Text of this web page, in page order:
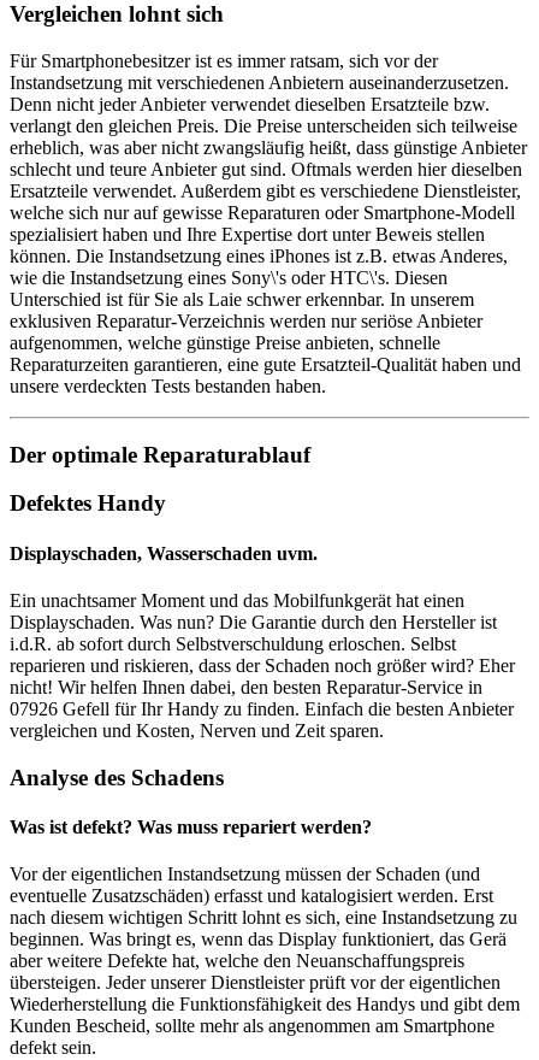
Vergleichen lohnt sich
Für Smartphonebesitzer ist es immer ratsam, sich vor der
Instandsetzung mit verschiedenen Anbietern auseinanderzusetzen.
Denn nicht jeder Anbieter verwendet dieselben Ersatzteile bzw.
verlangt den gleichen Preis. Die Preise unterscheiden sich teilweise
erheblich, was aber nicht zwangsläufig heißt, dass günstige Anbieter
schlecht und teure Anbieter gut sind. Oftmals werden hier dieselben
Ersatzteile verwendet. Außerdem gibt es verschiedene Dienstleister,
welche sich nur auf gewisse Reparaturen oder Smartphone-Modell
spezialisiert haben und Ihre Expertise dort unter Beweis stellen
können. Die Instandsetzung eines iPhones ist z.B. etwas Anderes,
wie die Instandsetzung eines Sony\'s oder HTC\'s. Diesen
Unterschied ist für Sie als Laie schwer erkennbar. In unserem
exklusiven Reparatur-Verzeichnis werden nur seriöse Anbieter
aufgenommen, welche günstige Preise anbieten, schnelle
Reparaturzeiten garantieren, eine gute Ersatzteil-Qualität haben und
unsere verdeckten Tests bestanden haben.
Der optimale Reparaturablauf
Defektes Handy
Displayschaden, Wasserschaden uvm.
Ein unachtsamer Moment und das Mobilfunkgerät hat einen
Displayschaden. Was nun? Die Garantie durch den Hersteller ist
i.d.R. ab sofort durch Selbstverschuldung erloschen. Selbst
reparieren und riskieren, dass der Schaden noch größer wird? Eher
nicht! Wir helfen Ihnen dabei, den besten Reparatur-Service in
07926 Gefell für Ihr Handy zu finden. Einfach die besten Anbieter
vergleichen und Kosten, Nerven und Zeit sparen.
Analyse des Schadens
Was ist defekt? Was muss repariert werden?
Vor der eigentlichen Instandsetzung müssen der Schaden (und
eventuelle Zusatzschäden) erfasst und katalogisiert werden. Erst
nach diesem wichtigen Schritt lohnt es sich, eine Instandsetzung zu
beginnen. Was bringt es, wenn das Display funktioniert, das Gerä
aber weitere Defekte hat, welche den Neuanschaffungspreis
übersteigen. Jeder unserer Dienstleister prüft vor der eigentlichen
Wiederherstellung die Funktionsfähigkeit des Handys und gibt dem
Kunden Bescheid, sollte mehr als angenommen am Smartphone
defekt sein.